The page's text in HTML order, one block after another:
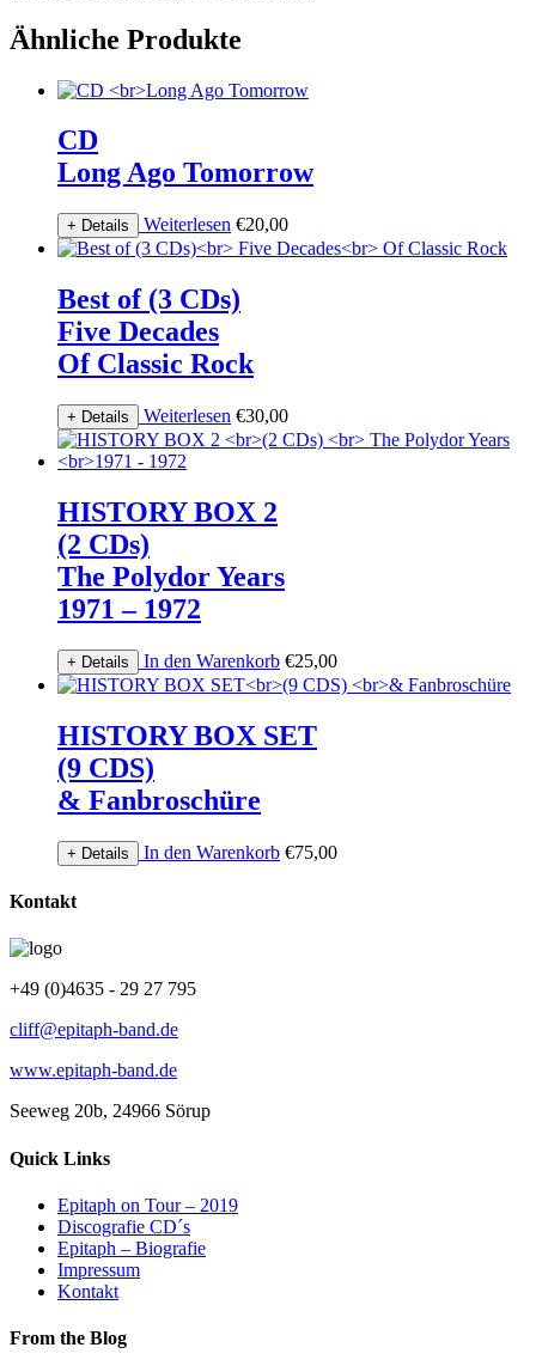
Ähnliche Produkte
CD
Long Ago Tomorrow
+ Details Weiterlesen €20,00
Best of (3 CDs)
Five Decades
Of Classic Rock
+ Details Weiterlesen €30,00
HISTORY BOX 2
(2 CDs)
The Polydor Years
1971 – 1972
+ Details In den Warenkorb €25,00
HISTORY BOX SET
(9 CDS)
& Fanbroschüre
+ Details In den Warenkorb €75,00
Kontakt
+49 (0)4635 - 29 27 795
cliff@epitaph-band.de
www.epitaph-band.de
Seeweg 20b, 24966 Sörup
Quick Links
Epitaph on Tour – 2019
Discografie CD´s
Epitaph – Biografie
Impressum
Kontakt
From the Blog